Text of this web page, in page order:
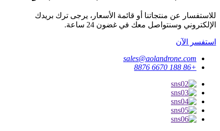
للاستفسار عن منتجاتنا أو قائمة الأسعار، يرجى ترك بريدك
الإلكتروني وسنتواصل معك في غضون 24 ساعة.
استفسر الآن
sales@aolandrone.com
+86 188 6670 8876